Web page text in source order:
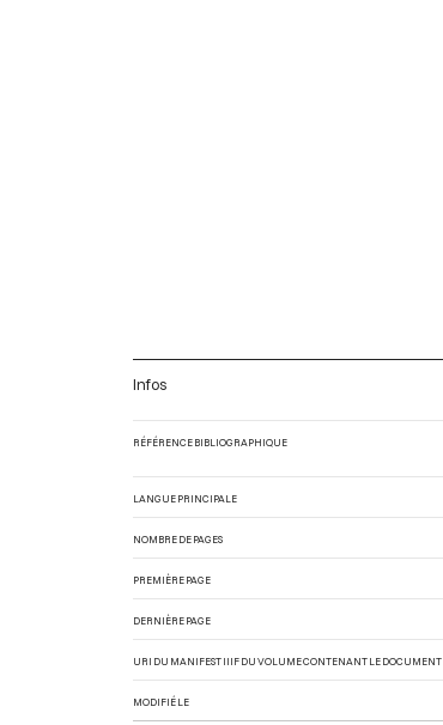
Infos
RÉFÉRENCE BIBLIOGRAPHIQUE
LANGUE PRINCIPALE
NOMBRE DE PAGES
PREMIÈRE PAGE
DERNIÈRE PAGE
URI DU MANIFEST IIIF DU VOLUME CONTENANT LE DOCUMENT
MODIFIÉ LE